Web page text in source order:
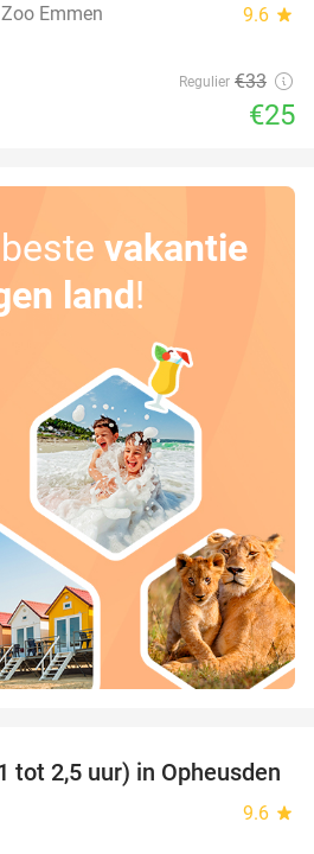
Emmen 9.6 star
Regulier €33
€25
vakantie
land!
38%
tot 2,5 uur) in Opheusden
9.6 star